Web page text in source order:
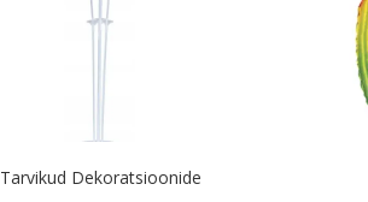
Tarvikud Dekoratsioonide